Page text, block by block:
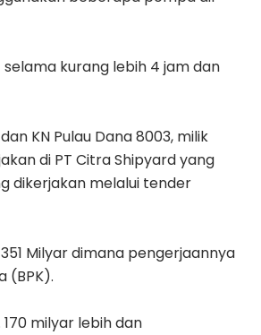
kurang lebih 4 jam dan
KN Pulau Dana 8003, milik
di PT Citra Shipyard yang
dikerjakan melalui tender
Milyar dimana pengerjaannya
(BPK).
milyar lebih dan